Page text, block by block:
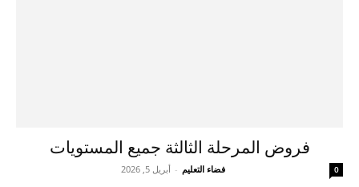
فروض المرحلة الثالثة جميع المستويات
فضاء التعليم - أبريل 5, 2026 0